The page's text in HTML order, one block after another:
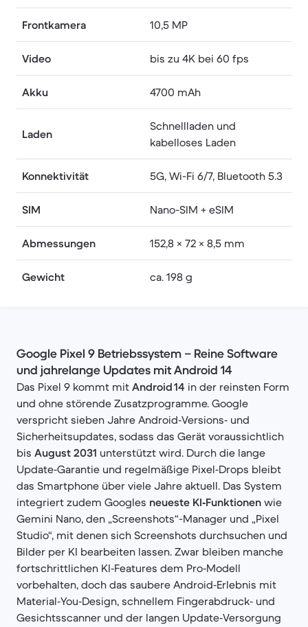
Frontkamera 10,5 MP
Video bis zu 4K bei 60 fps
Akku 4700 mAh
Laden
Schnellladen und
kabelloses Laden
Konnektivität 5G, Wi-Fi 6/7, Bluetooth 5.3
SIM Nano-SIM + eSIM
Abmessungen 152,8 × 72 × 8,5 mm
Gewicht ca. 198 g
Google Pixel 9 Betriebssystem – Reine Software
und jahrelange Updates mit Android 14
Das Pixel 9 kommt mit Android 14 in der reinsten Form
und ohne störende Zusatzprogramme. Google
verspricht sieben Jahre Android‑Versions‑ und
Sicherheitsupdates, sodass das Gerät voraussichtlich
bis August 2031 unterstützt wird. Durch die lange
Update‑Garantie und regelmäßige Pixel‑Drops bleibt
das Smartphone über viele Jahre aktuell. Das System
integriert zudem Googles neueste KI‑Funktionen wie
Gemini Nano, den „Screenshots“-Manager und „Pixel
Studio“, mit denen sich Screenshots durchsuchen und
Bilder per KI bearbeiten lassen. Zwar bleiben manche
fortschrittlichen KI‑Features dem Pro‑Modell
vorbehalten, doch das saubere Android‑Erlebnis mit
Material‑You‑Design, schnellem Fingerabdruck‑ und
Gesichtsscanner und der langen Update‑Versorgung